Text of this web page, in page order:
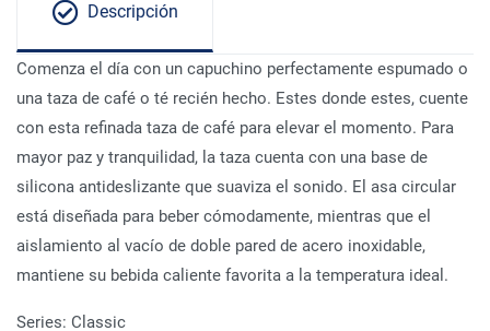
Descripción
Comenza el día con un capuchino perfectamente espumado o
una taza de café o té recién hecho. Estes donde estes, cuente
con esta refinada taza de café para elevar el momento. Para
mayor paz y tranquilidad, la taza cuenta con una base de
silicona antideslizante que suaviza el sonido. El asa circular
está diseñada para beber cómodamente, mientras que el
aislamiento al vacío de doble pared de acero inoxidable,
mantiene su bebida caliente favorita a la temperatura ideal.
Series: Classic